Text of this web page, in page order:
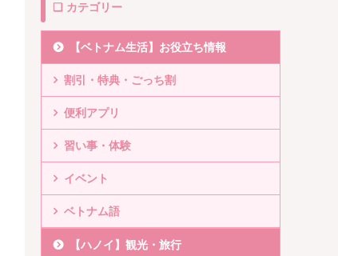
❏ カテゴリー
【ベトナム生活】お役立ち情報
割引・特典・ごっち割
便利アプリ
習い事・体験
イベント
ベトナム語
【ハノイ】観光・旅行